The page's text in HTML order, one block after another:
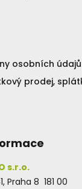
osobních údajů
prodej,
s.r.o.
Praha 8 181 00